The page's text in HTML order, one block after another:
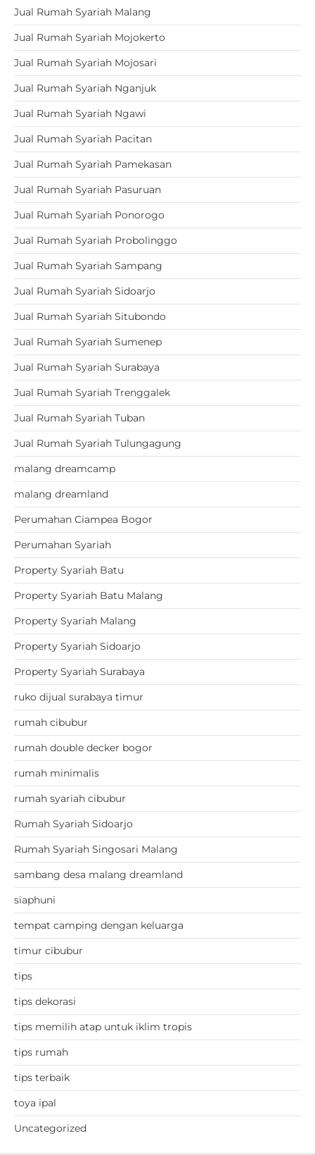
Jual Rumah Syariah Malang
Jual Rumah Syariah Mojokerto
Jual Rumah Syariah Mojosari
Jual Rumah Syariah Nganjuk
Jual Rumah Syariah Ngawi
Jual Rumah Syariah Pacitan
Jual Rumah Syariah Pamekasan
Jual Rumah Syariah Pasuruan
Jual Rumah Syariah Ponorogo
Jual Rumah Syariah Probolinggo
Jual Rumah Syariah Sampang
Jual Rumah Syariah Sidoarjo
Jual Rumah Syariah Situbondo
Jual Rumah Syariah Sumenep
Jual Rumah Syariah Surabaya
Jual Rumah Syariah Trenggalek
Jual Rumah Syariah Tuban
Jual Rumah Syariah Tulungagung
malang dreamcamp
malang dreamland
Perumahan Ciampea Bogor
Perumahan Syariah
Property Syariah Batu
Property Syariah Batu Malang
Property Syariah Malang
Property Syariah Sidoarjo
Property Syariah Surabaya
ruko dijual surabaya timur
rumah cibubur
rumah double decker bogor
rumah minimalis
rumah syariah cibubur
Rumah Syariah Sidoarjo
Rumah Syariah Singosari Malang
sambang desa malang dreamland
siaphuni
tempat camping dengan keluarga
timur cibubur
tips
tips dekorasi
tips memilih atap untuk iklim tropis
tips rumah
tips terbaik
toya ipal
Uncategorized